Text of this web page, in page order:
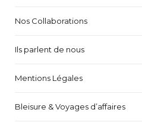
Nos Collaborations
Ils parlent de nous
Mentions Légales
Bleisure & Voyages d’affaires